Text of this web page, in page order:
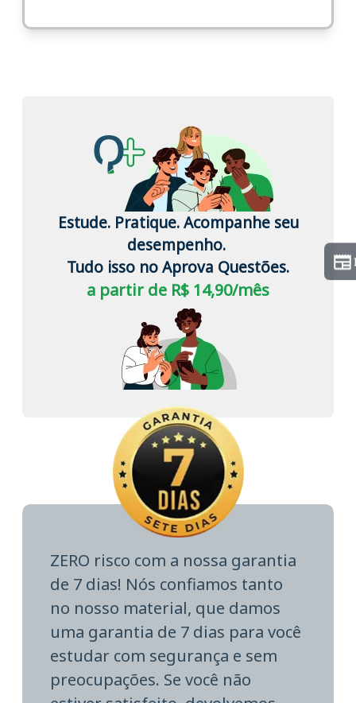
Estude. Pratique. Acompanhe seu
desempenho.
Tudo isso no Aprova Questões.
a partir de R$ 14,90/mês
ZERO risco com a nossa garantia
de 7 dias! Nós confiamos tanto
no nosso material, que damos
uma garantia de 7 dias para você
estudar com segurança e sem
preocupações. Se você não